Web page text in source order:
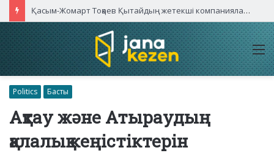
Қасым-Жомарт Тоқаев Қытайдың жетекші компаниялары басшыларымен кездесті
Politics Басты
Ақтау және Атыраудың
қалалық кеңістіктерін